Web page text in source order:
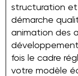
structuration et
démarche
animation des
développement
fois le cadre
votre modèle